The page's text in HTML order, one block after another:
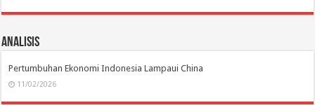
Analisis
Pertumbuhan Ekonomi Indonesia Lampaui China
11/02/2026